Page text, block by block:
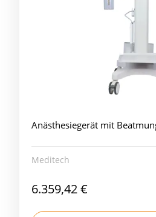
Anästhesiegerät mit
Meditech
6.359,42 €